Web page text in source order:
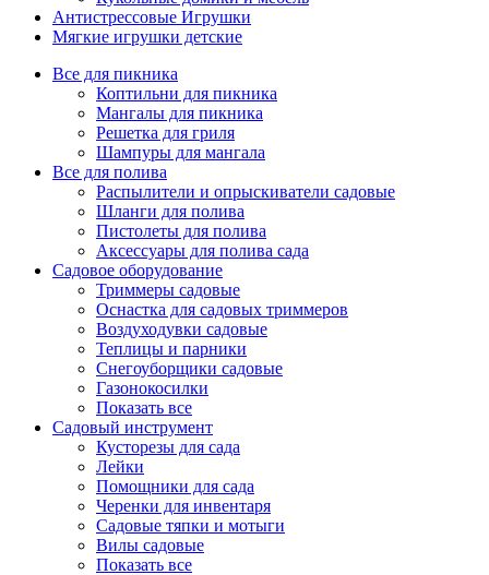
Антистрессовые Игрушки
Мягкие игрушки детские
Все для пикника
Коптильни для пикника
Мангалы для пикника
Решетка для гриля
Шампуры для мангала
Все для полива
Распылители и опрыскиватели садовые
Шланги для полива
Пистолеты для полива
Аксессуары для полива сада
Садовое оборудование
Триммеры садовые
Оснастка для садовых триммеров
Воздуходувки садовые
Теплицы и парники
Снегоуборщики садовые
Газонокосилки
Показать все
Садовый инструмент
Кусторезы для сада
Лейки
Помощники для сада
Черенки для инвентаря
Садовые тяпки и мотыги
Вилы садовые
Показать все